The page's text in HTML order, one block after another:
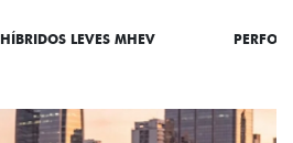
HÍBRIDOS LEVES MHEV